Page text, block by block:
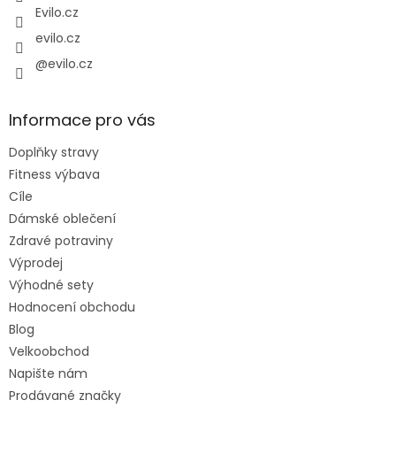
Evilo.cz
evilo.cz
@evilo.cz
Informace pro vás
Doplňky stravy
Fitness výbava
Cíle
Dámské oblečení
Zdravé potraviny
Výprodej
Výhodné sety
Hodnocení obchodu
Blog
Velkoobchod
Napište nám
Prodávané značky